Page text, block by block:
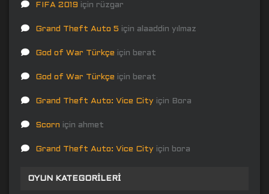
FIFA 2019 için rüzgar
Grand Theft Auto 5 için alaaddin yılmaz
God of War Türkçe için berat
God of War Türkçe için berat
Grand Theft Auto: Vice City için Bora
Scorn için ahmet
Grand Theft Auto: Vice City için bora
OYUN KATEGORILERI